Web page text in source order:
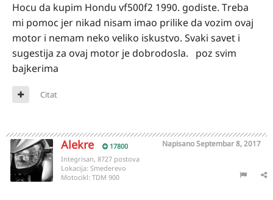
Hocu da kupim Hondu vf500f2 1990. godiste. Treba
mi pomoc jer nikad nisam imao prilike da vozim ovaj
motor i nemam neko veliko iskustvo. Svaki savet i
sugestija za ovaj motor je dobrodosla. poz svim
bajkerima
Citat
Alekre 17800 NapisanoSeptembar 8, 2017
Integrisan, 8727 postova
Lokacija: Smederevo
Motocikl: TDM 900